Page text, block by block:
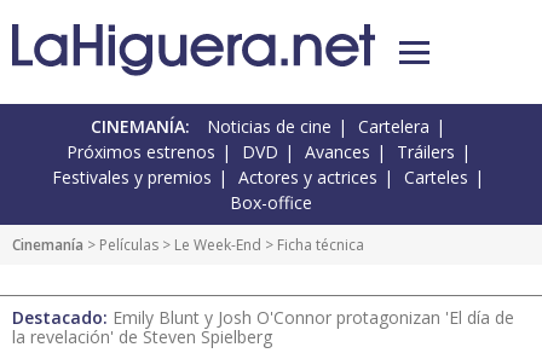
CINEMANÍA: Noticias de cine
Cartelera
Próximos estrenos
DVD Avances
Tráilers
Festivales y premios
Actores y actrices
Carteles
Box-office
Cinemanía > Películas > Le Week-End > Ficha técnica
Destacado: Emily Blunt y Josh O'Connor protagonizan 'El día de
la revelación' de Steven Spielberg